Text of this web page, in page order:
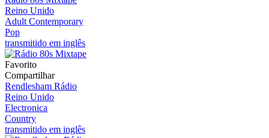
Reino Unido
Adult Contemporary
Pop
transmitido em inglês
Favorito
Compartilhar
Rendlesham Rádio
Reino Unido
Electronica
Country
transmitido em inglês